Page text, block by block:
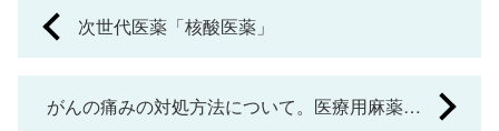
次世代医薬「核酸医薬」
がんの痛みの対処方法について。医療用麻薬と